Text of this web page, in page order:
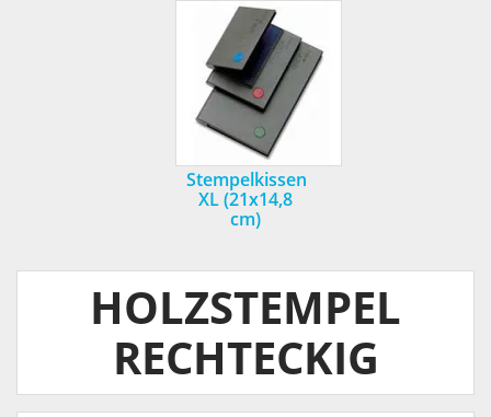
Stempelkissen
XL (21x14,8
cm)
HOLZSTEMPEL
RECHTECKIG